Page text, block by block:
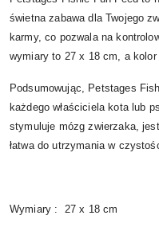
świetna zabawa dla Twojego
karmy, co pozwala na
wymiary to 27 x 18 cm, a
Podsumowując, Petstages
każdego właściciela kota lub
stymuluje mózg zwierzaka,
łatwa do utrzymania w
Wymiary : 27 x 18 cm